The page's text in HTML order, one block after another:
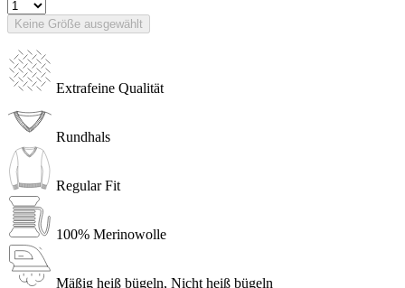
Keine Größe ausgewählt
Extrafeine Qualität
Rundhals
Regular Fit
100% Merinowolle
Mäßig heiß bügeln, Nicht heiß bügeln